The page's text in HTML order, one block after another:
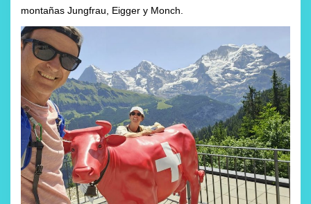
montañas Jungfrau, Eigger y Monch.